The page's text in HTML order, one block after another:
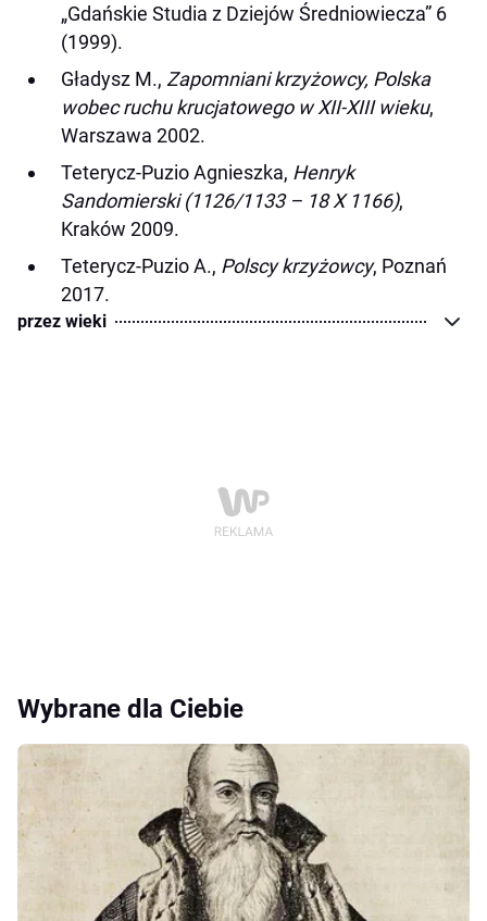
„Gdańskie Studia z Dziejów Średniowiecza” 6
(1999).
Gładysz M., Zapomniani krzyżowcy, Polska
wobec ruchu krucjatowego w XII-XIII wieku,
Warszawa 2002.
Teterycz-Puzio Agnieszka, Henryk
Sandomierski (1126/1133 – 18 X 1166),
Kraków 2009.
Teterycz-Puzio A., Polscy krzyżowcy, Poznań
2017.
przez wieki
Wybrane dla Ciebie